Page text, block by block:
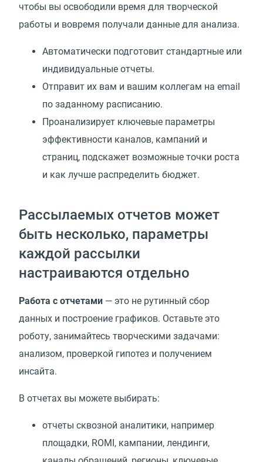
чтобы вы освободили время для творческой
работы и вовремя получали данные для анализа.
Автоматически подготовит стандартные или
индивидуальные отчеты.
Отправит их вам и вашим коллегам на email
по заданному расписанию.
Проанализирует ключевые параметры
эффективности каналов, кампаний и
страниц, подскажет возможные точки роста
и как лучше распределить бюджет.
Рассылаемых отчетов может
быть несколько, параметры
каждой рассылки
настраиваются отдельно
Работа с отчетами — это не рутинный сбор
данных и построение графиков. Оставьте это
роботу, занимайтесь творческими задачами:
анализом, проверкой гипотез и получением
инсайта.
В отчетах вы можете выбирать:
отчеты сквозной аналитики, например
площадки, ROMI, кампании, лендинги,